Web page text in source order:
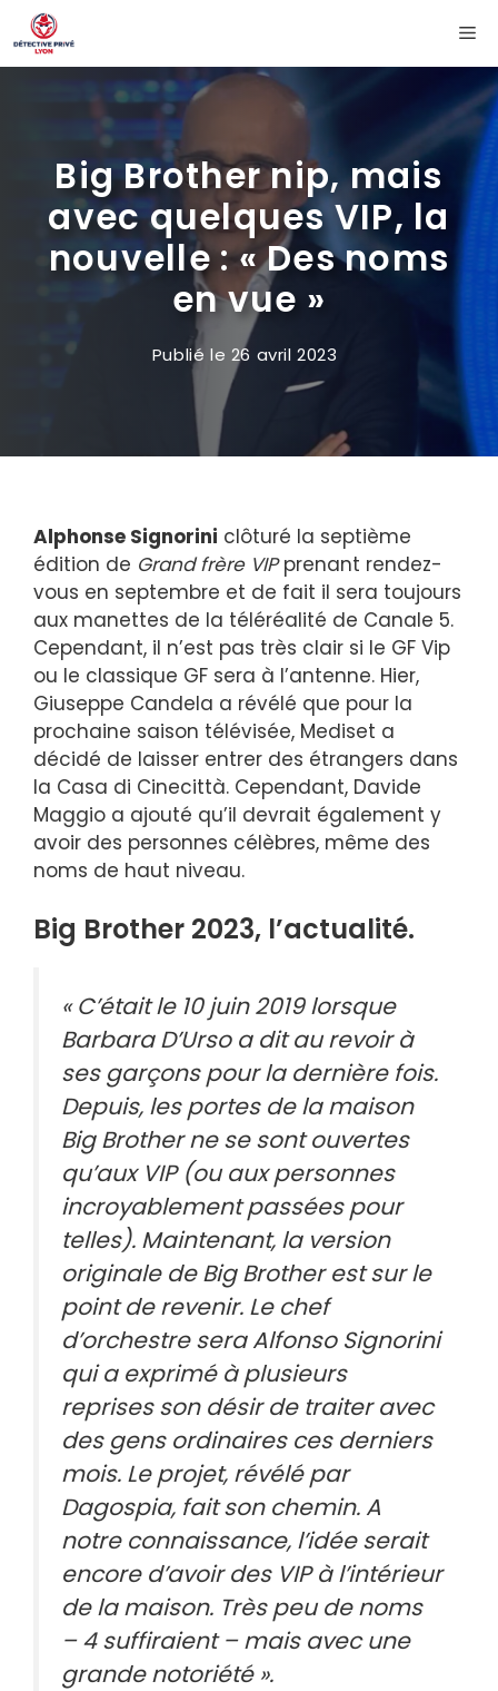
Aller
au
contenu
Big Brother nip, mais
avec quelques VIP, la
nouvelle : « Des noms
en vue »
Publié le 26 avril 2023
Alphonse Signorini clôturé la septième
édition de Grand frère VIPprenant rendez-
vous en septembre et de fait il sera toujours
aux manettes de la téléréalité de Canale 5.
Cependant, il n’est pas très clair si le GF Vip
ou le classique GF sera à l’antenne. Hier,
Giuseppe Candela a révélé que pour la
prochaine saison télévisée, Mediset a
décidé de laisser entrer des étrangers dans
la Casa di Cinecittà. Cependant, Davide
Maggio a ajouté qu’il devrait également y
avoir des personnes célèbres, même des
noms de haut niveau.
Big Brother 2023, l’actualité.
« C’était le 10 juin 2019 lorsque
Barbara D’Urso a dit au revoir à
ses garçons pour la dernière fois.
Depuis, les portes de la maison
Big Brother ne se sont ouvertes
qu’aux VIP (ou aux personnes
incroyablement passées pour
telles). Maintenant, la version
originale de Big Brother est sur le
point de revenir. Le chef
d’orchestre sera Alfonso Signorini
qui a exprimé à plusieurs
reprises son désir de traiter avec
des gens ordinaires ces derniers
mois. Le projet, révélé par
Dagospia, fait son chemin. A
notre connaissance, l’idée serait
encore d’avoir des VIP à l’intérieur
de la maison. Très peu de noms
– 4 suffiraient – ​​mais avec une
grande notoriété ».